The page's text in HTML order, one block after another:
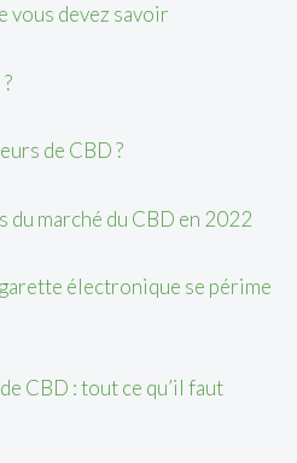
vous devez savoir
de CBD ?
marché du CBD en 2022
électronique se périme
CBD : tout ce qu’il faut